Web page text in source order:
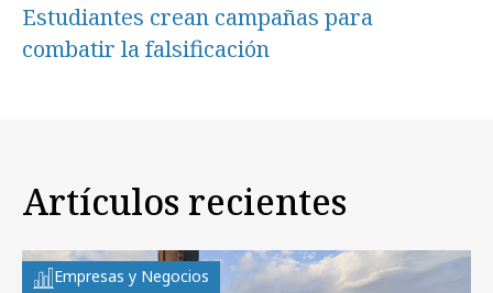
Estudiantes crean campañas para
combatir la falsificación
Artículos recientes
Empresas y Negocios